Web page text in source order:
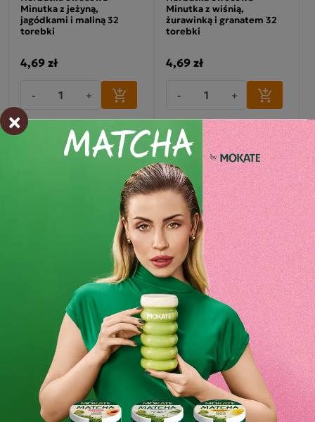
Minutka z jeżyną,
jagódkami i maliną 32
torebki
4,69 zł
- +
Minutka z wiśnią,
żurawinką i granatem 32
torebki
4,69 zł
- +
Herbatka owocowa
Minutka z malinką,
truskawką i granatem 32
4,49 zł 4,99 zł-10%
Najniższa cena z 30 dni:
4,99 zł
+
Herbatka owocowa Babcia
Jagoda Cytryna z imbirem
20 torebek
3,59 zł
- +
×